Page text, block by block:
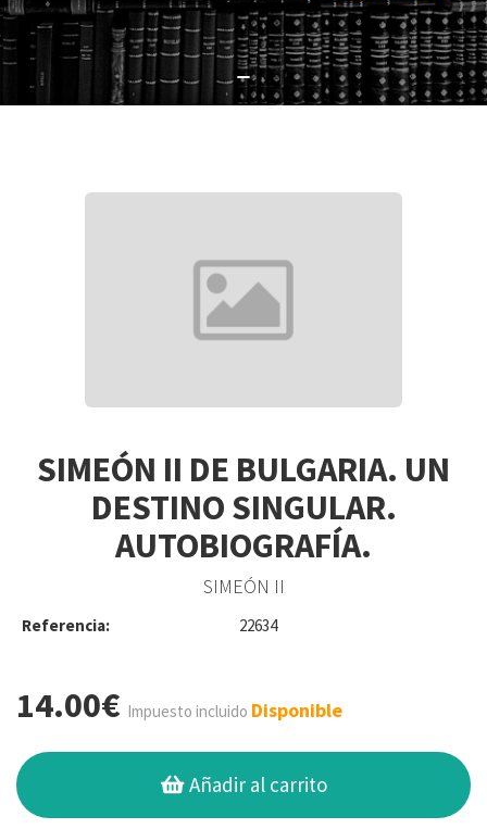
SIMEÓN II DE BULGARIA. UN
DESTINO SINGULAR.
AUTOBIOGRAFÍA.
SIMEÓN II
Referencia: 22634
14.00€ Impuesto incluido Disponible
Añadir al carrito